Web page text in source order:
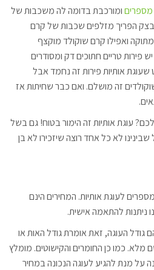
מספריםומורכבת בדומה לה משכבות של
הפריך מזלפים שכבות של קרם
ואפילו קרם שוקולד מוקצף
פירות טריים חתוכים דק ומסודרים
אותיות פירות זה נחמד אבל
זה מושלם. ואם כבר שחיתות אז
עוגת אותיות זה הימור בטוח! גם בשל
לא כל אחד רוצה שיזכירו לא בן
לעוגת אותיות. המחירים הינם
ניתנות להתאמה אישית.
גודל העוגה, זאת אומרת גודל האות או
מלא. כמו כן החומרים והקישוטים. מומלץ
על מנת להגיע לעוגה הנכונה במחיר